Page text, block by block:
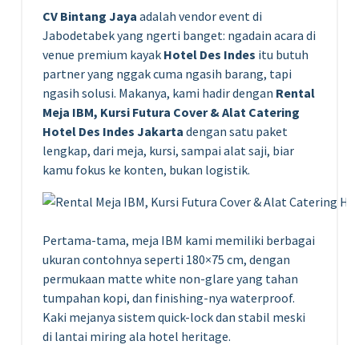
CV Bintang Jaya adalah vendor event di
Jabodetabek yang ngerti banget: ngadain acara di
venue premium kayak Hotel Des Indes itu butuh
partner yang nggak cuma ngasih barang, tapi
ngasih solusi. Makanya, kami hadir dengan Rental
Meja IBM, Kursi Futura Cover & Alat Catering
Hotel Des Indes Jakarta dengan satu paket
lengkap, dari meja, kursi, sampai alat saji, biar
kamu fokus ke konten, bukan logistik.
Pertama-tama, meja IBM kami memiliki berbagai
ukuran contohnya seperti 180×75 cm, dengan
permukaan matte white non-glare yang tahan
tumpahan kopi, dan finishing-nya waterproof.
Kaki mejanya sistem quick-lock dan stabil meski
di lantai miring ala hotel heritage.